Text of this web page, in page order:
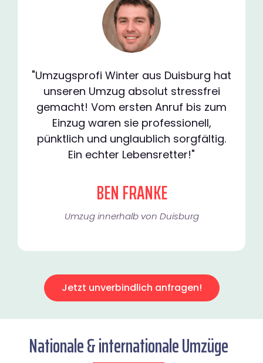
"Umzugsprofi Winter aus Duisburg hat
unseren Umzug absolut stressfrei
gemacht! Vom ersten Anruf bis zum
Einzug waren sie professionell,
pünktlich und unglaublich sorgfältig.
Ein echter Lebensretter!"
BEN FRANKE
Umzug innerhalb von Duisburg​
Jetzt unverbindlich anfragen!
Nationale & internationale Umzüge